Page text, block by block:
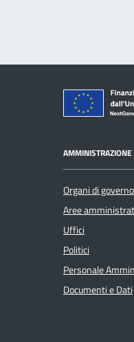
AMMINISTRAZIONE
Organi di governo
Aree
Uffici
Politici
Personale
Documenti e Dati